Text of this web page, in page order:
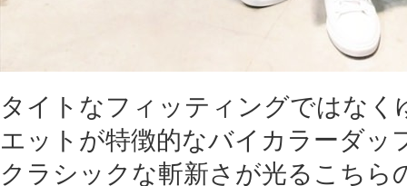
タイトなフィッティングではなく
エットが特徴的なバイカラーダッ
クラシックな斬新さが光るこちら